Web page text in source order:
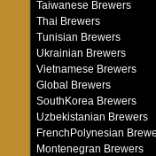
Taiwanese Brewers
Thai Brewers
Tunisian Brewers
Ukrainian Brewers
Vietnamese Brewers
Global Brewers
SouthKorea Brewers
Uzbekistanian Brewers
FrenchPolynesian
Montenegran Brewers